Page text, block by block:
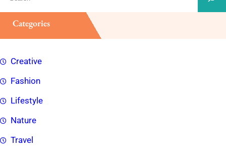
h
Categories
Creative
Fashion
Lifestyle
Nature
Travel